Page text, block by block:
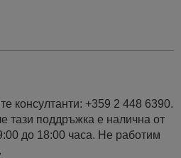
консултанти: +359 2 448 6390.
тази поддръжка е налична от
до 18:00 часа. Не работим